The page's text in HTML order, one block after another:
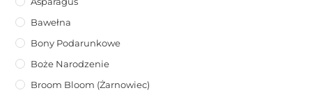
Bawełna
Bony Podarunkowe
Boże Narodzenie
Broom Bloom (żarnowiec)